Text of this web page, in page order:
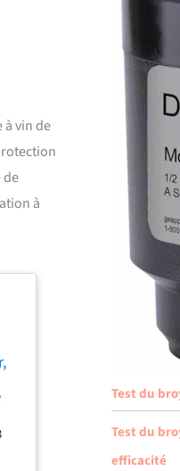
à vin de
de
à
Test du
Test du
efficacité